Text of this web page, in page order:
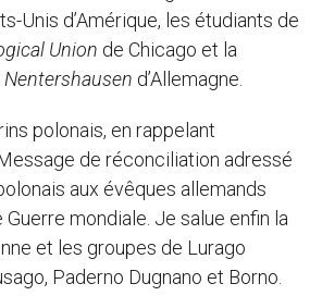
Unis d’Amérique, les étudiants de
Union de Chicago et la
d’Allemagne.
polonais, en rappelant
de réconciliation adressé
aux évêques allemands
mondiale. Je salue enfin la
et les groupes de Lurago
Paderno Dugnano et Borno.